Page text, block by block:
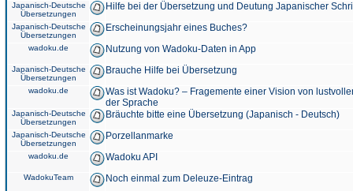
Japanisch-Deutsche
Übersetzungen
Hilfe bei der Übersetzung und Deutung Japanischer
Japanisch-Deutsche
Übersetzungen
Erscheinungsjahr eines Buches?
wadoku.de Nutzung von Wadoku-Daten in App
Japanisch-Deutsche
Übersetzungen
Brauche Hilfe bei Übersetzung
wadoku.de
Was ist Wadoku? – Fragemente einer Vision von
der Sprache
Japanisch-Deutsche
Übersetzungen
Bräuchte bitte eine Übersetzung (Japanisch - Deutsch)
Japanisch-Deutsche
Übersetzungen
Porzellanmarke
wadoku.de Wadoku API
WadokuTeam Noch einmal zum Deleuze-Eintrag